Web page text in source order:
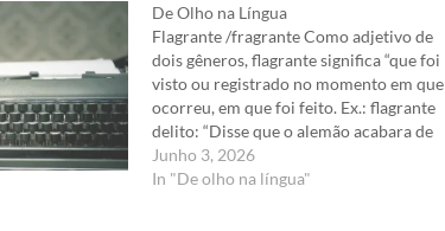
De Olho na Língua
Flagrante /fragrante Como adjetivo de
dois gêneros, flagrante significa “que foi
visto ou registrado no momento em que
ocorreu, em que foi feito. Ex.: flagrante
delito: “Disse que o alemão acabara de
ser surpreendido vendendo a água em
praça pública, em flagrante ultraje ao
Junho 3, 2026
In "De olho na língua"